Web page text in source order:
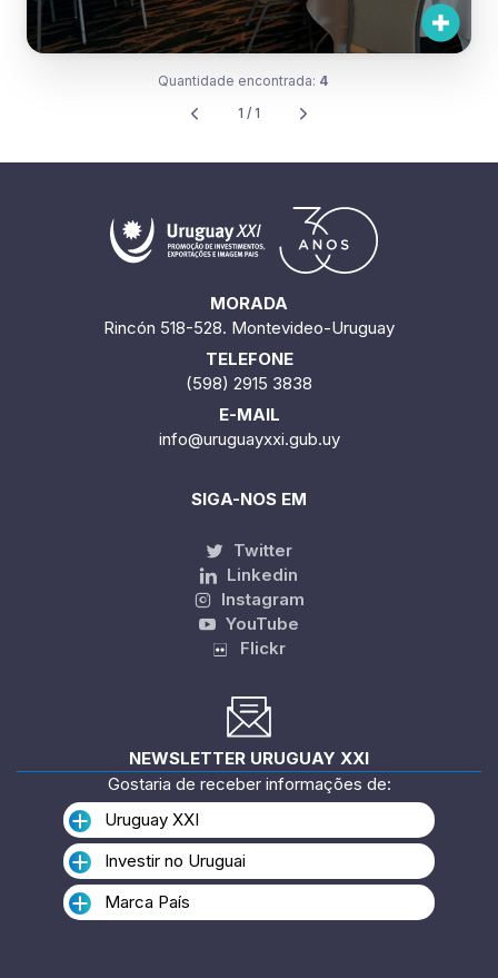
Quantidade encontrada: 4
1 / 1
MORADA
Rincón 518-528. Montevideo-Uruguay
TELEFONE
(598) 2915 3838
E-MAIL
info@uruguayxxi.gub.uy
SIGA-NOS EM
Twitter
Linkedin
Instagram
YouTube
Flickr
NEWSLETTER URUGUAY XXI
Gostaria de receber informações de:
Uruguay XXI
Investir no Uruguai
Marca País